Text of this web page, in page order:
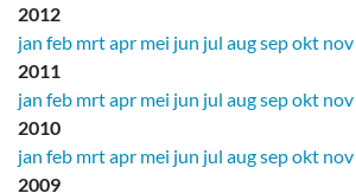
2012
jan feb mrtapr mei jun jul augsepokt nov
2011
jan feb mrtapr mei jun jul augsepokt nov
2010
jan feb mrtapr mei jun jul augsepokt nov
2009